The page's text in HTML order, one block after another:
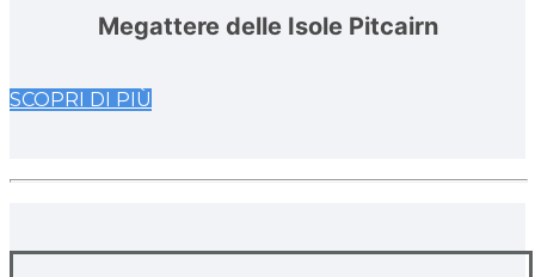
Megattere delle Isole Pitcairn
SCOPRI DI PIÙ